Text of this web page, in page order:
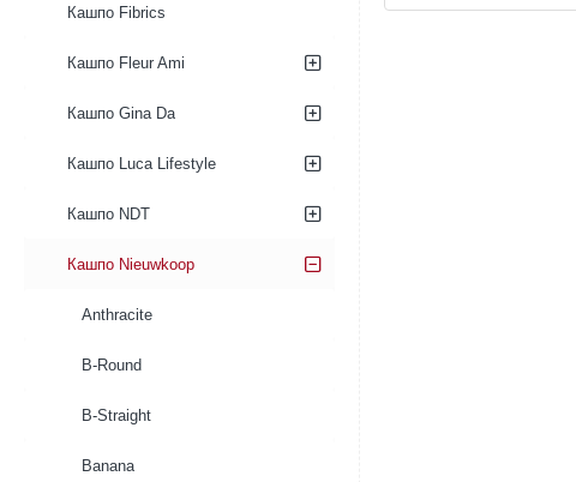
Кашпо Fibrics
Кашпо Fleur Ami
Кашпо Gina Da
Кашпо Luca Lifestyle
Кашпо NDT
Кашпо Nieuwkoop
Anthracite
B-Round
B-Straight
Banana
B-
Couple
уровня